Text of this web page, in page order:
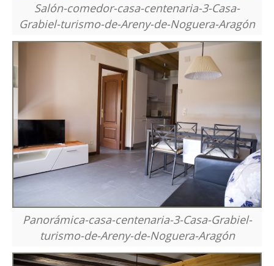
Salón-comedor-casa-centenaria-3-Casa-
Grabiel-turismo-de-Areny-de-Noguera-Aragón
Panorámica-casa-centenaria-3-Casa-Grabiel-
turismo-de-Areny-de-Noguera-Aragón